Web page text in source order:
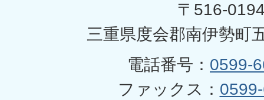
〒516-
三重県度会郡南伊勢町
電話番号： 0599-
ファックス：